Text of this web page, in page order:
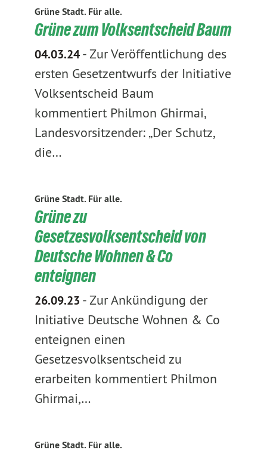
Grüne Stadt. Für alle.
Grüne zum Volksentscheid Baum
04.03.24-Zur Veröffentlichung des
ersten Gesetzentwurfs der Initiative
Volksentscheid Baum
kommentiert Philmon Ghirmai,
Landesvorsitzender: „Der Schutz,
die…
Grüne Stadt. Für alle.
Grüne zu
Gesetzesvolksentscheid von
Deutsche Wohnen & Co
enteignen
26.09.23 -Zur Ankündigung der
Initiative Deutsche Wohnen & Co
enteignen einen
Gesetzesvolksentscheid zu
erarbeiten kommentiert Philmon
Ghirmai,…
Grüne Stadt. Für alle.